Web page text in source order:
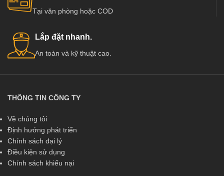
Tại văn phòng hoặc COD
Lắp đặt nhanh.
An toàn và kỹ thuật cao.
THÔNG TIN CÔNG TY
Về chúng tôi
Định hướng phát triển
Chính sách đại lý
Điều kiện sử dụng
Chính sách khiếu nại